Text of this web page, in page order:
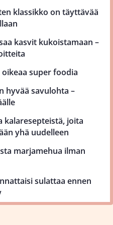
klassikko on täyttävää
kasvit kukoistamaan –
super foodia
hyvää savulohta –
kalaresepteistä, joita
yhä uudelleen
marjamehua ilman
sulattaa ennen